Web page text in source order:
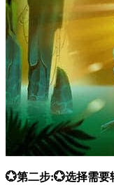
💮第二步:💮选择需要